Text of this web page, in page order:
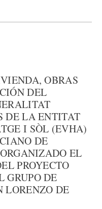
OBRAS
DEL
DE LA ENTITAT
I SÒL (EVHA)
DE
EL
PROYECTO
GRUPO DE
DE